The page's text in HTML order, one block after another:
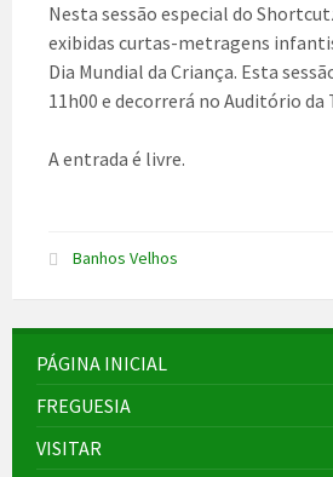
Nesta sessão especial do
exibidas curtas-metragens
Dia Mundial da Criança. Esta
11h00 e decorrerá no Auditório da
A entrada é livre.
Banhos Velhos
PÁGINA INICIAL
FREGUESIA
VISITAR